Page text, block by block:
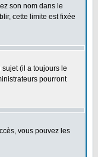
son nom dans le
cette limite est fixée
(il a toujours le
pourront
vous pouvez les